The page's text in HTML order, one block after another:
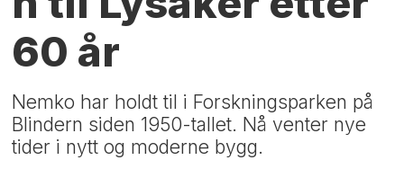
60 år
Nemko har holdt til i Forskningsparken på
Blindern siden 1950-tallet. Nå venter nye
tider i nytt og moderne bygg.